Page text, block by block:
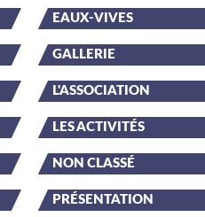
EAUX-VIVES
GALLERIE
L'ASSOCIATION
LES ACTIVITÉS
NON CLASSÉ
PRÉSENTATION